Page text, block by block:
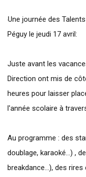
Une journée des
Péguy le jeudi 17 avril:
Juste avant les
Direction ont mis de
heures pour laisser
l'année scolaire à
Au programme : des
doublage, karaoké...) ,
breakdance...), des